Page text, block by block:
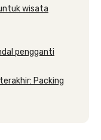
wisata
pengganti
Packing